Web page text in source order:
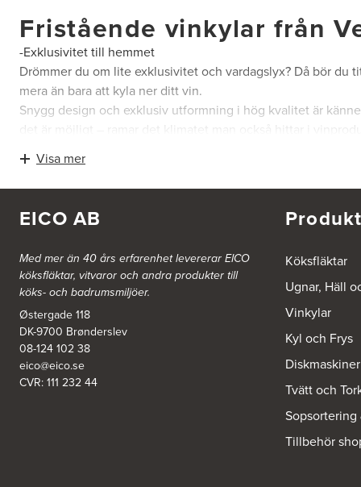
Fristående vinkylar från
-Exklusivitet till hemmet
Drömmer du om lite exklusivitet och vardagslyx? Då bör
mera än bara att kyla ner ditt vin.
Snygg design och exklusiv utformning i hög kvalitet är
det är möjligt – ramar det klimatet man också hittar i
En fristående vinkyl säkrar också att både vitvin, rosévin
en vinst är det en enorm läckerhetsfaktor med en vinkyl.
Hitta din favorit fristående
full höjd – och det finns dessutom både smala och breda
Visa mer
EICO AB
Med mer än 40 års erfarenhet levererar EICO
köksfläktar, vitvaror och andra produkter till
köks- och badrumsmiljöer.
Østergade 118
DK-9700 Brønderslev
08-124 102 38
eico@eico.se
CVR: 111 232 44
Köksfläktar
Ugnar, Häll
Vinkylar
Kyl och Frys
Diskmaskiner
Tvätt och
Sopsortering
Tillbehör